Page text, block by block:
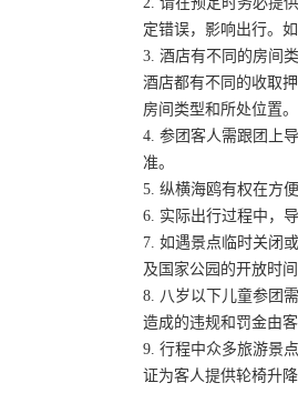
定错误，影响出行。
3. 酒店有不同的房间
酒店都有不同的收取
房间类型和所处位置
4. 参团客人需跟团上
准。
5. 纵横海鸥有权在方
6. 实际出行过程中，
7. 如遇景点临时关闭
及国家公园的开放时
8. 八岁以下儿童参团
造成的违规和罚金由
9. 行程中众多旅游景
证为客人提供轮椅升